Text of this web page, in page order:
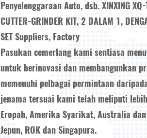
Penyelenggaraan Auto, dsb. XINXING
CUTTER-GRINDER KIT, 2 DALAM 1,
SET Suppliers, Factory
Pasukan cemerlang kami sentiasa
untuk berinovasi dan membangunkan
memenuhi pelbagai permintaan
jenama tersuai kami telah meliputi
Eropah, Amerika Syarikat, Australia
Jepun, ROK dan Singapura.